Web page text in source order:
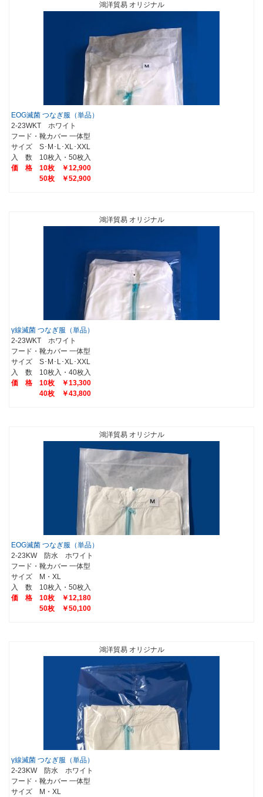
鴻洋貿易 オリジナル
EOG滅菌 つなぎ服（単品）
2-23WKT ホワイト
フード・靴カバー 一体型
サイズ S･M･L･XL･XXL
入 数 10枚入・50枚入
価 格 10枚 ￥12,900
50枚 ￥52,900
鴻洋貿易 オリジナル
γ線滅菌 つなぎ服（単品）
2-23WKT ホワイト
フード・靴カバー 一体型
サイズ S･M･L･XL･XXL
入 数 10枚入・40枚入
価 格 10枚 ￥13,300
40枚 ￥43,800
鴻洋貿易 オリジナル
EOG滅菌 つなぎ服（単品）
2-23KW 防水 ホワイト
フード・靴カバー 一体型
サイズ M・XL
入 数 10枚入・50枚入
価 格 10枚 ￥12,180
50枚 ￥50,100
鴻洋貿易 オリジナル
γ線滅菌 つなぎ服（単品）
2-23KW 防水 ホワイト
フード・靴カバー 一体型
サイズ M・XL